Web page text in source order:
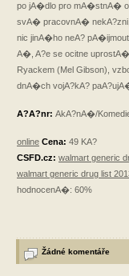
po jA�dlo pro mA�stnA�
svA� pracovnA�
nic jinA�ho neA? pA�ijmout
A�, A?e se ocitne
Ryackem (Mel Gibson),
dnA�ch vojA?kA?
A?A?nr: AkA?nA�/
online Cena: 49 KA?
CSFD.cz: walmart generic
walmart generic drug list
hodnocenA�: 60%
Žádné komentáře